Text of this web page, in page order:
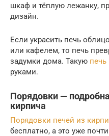
шкаф и тёплую лежанку,
дизайн.
Если украсить печь
или кафелем, то печь
задумки дома. Такую
руками.
Порядовки —
кирпича
Порядовки печей из
бесплатно, а это уже